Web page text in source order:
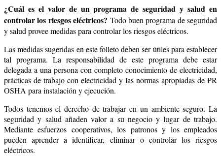
¿Cuál es el valor de un programa de seguridad y salud en
controlar los riesgos eléctricos? Todo buen programa de seguridad
y salud provee medidas para controlar los riesgos eléctricos.
Las medidas sugeridas en este folleto deben ser útiles para establecer
tal programa. La responsabilidad de este programa debe estar
delegada a una persona con completo conocimiento de electricidad,
prácticas de trabajo con electricidad y las normas apropiadas de PR
OSHA para instalación y ejecución.
Todos tenemos el derecho de trabajar en un ambiente seguro. La
seguridad y salud añaden valor a su negocio y lugar de trabajo.
Mediante esfuerzos cooperativos, los patronos y los empleados
pueden aprender a identificar, eliminar o controlar los riesgos
eléctricos.